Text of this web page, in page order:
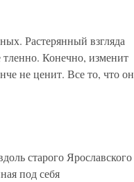
Растерянный взгляда
Конечно, изменит
не ценит. Все то, что он
старого Ярославского
под себя